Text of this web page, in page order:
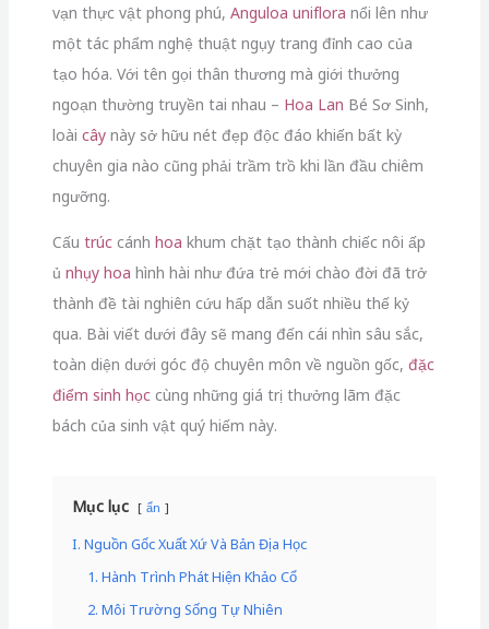
vạn thực vật phong phú, Anguloa uniflora nổi lên như
một tác phẩm nghệ thuật ngụy trang đỉnh cao của
tạo hóa. Với tên gọi thân thương mà giới thưởng
ngoạn thường truyền tai nhau – Hoa Lan Bé Sơ Sinh,
loài câynày sở hữu nét đẹp độc đáo khiến bất kỳ
chuyên gia nào cũng phải trầm trồ khi lần đầu chiêm
ngưỡng.
Cấu trúccánh hoa khum chặt tạo thành chiếc nôi ấp
ủ nhụy hoa hình hài như đứa trẻ mới chào đời đã trở
thành đề tài nghiên cứu hấp dẫn suốt nhiều thế kỷ
qua. Bài viết dưới đây sẽ mang đến cái nhìn sâu sắc,
toàn diện dưới góc độ chuyên môn về nguồn gốc, đặc
điểm sinh họccùng những giá trị thưởng lãm đặc
bách của sinh vật quý hiếm này.
Mục lục ẩn
I. Nguồn Gốc Xuất Xứ Và Bản Địa Học
1. Hành Trình Phát Hiện Khảo Cổ
2. Môi Trường Sống Tự Nhiên